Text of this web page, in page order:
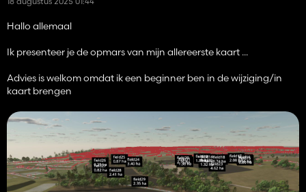
Hallo allemaal
Ik presenteer je de opmars van mijn allereerste kaart ...
Advies is welkom omdat ik een beginner ben in de wijziging/in
kaart brengen